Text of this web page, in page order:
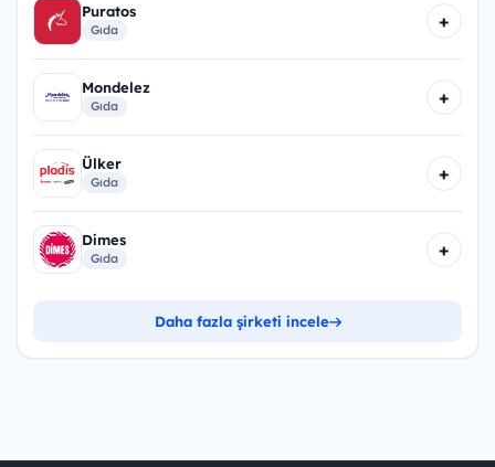
Puratos
Gıda +
Mondelez
Gıda +
Ülker
Gıda +
Dimes
Gıda +
Daha fazla şirketi incele